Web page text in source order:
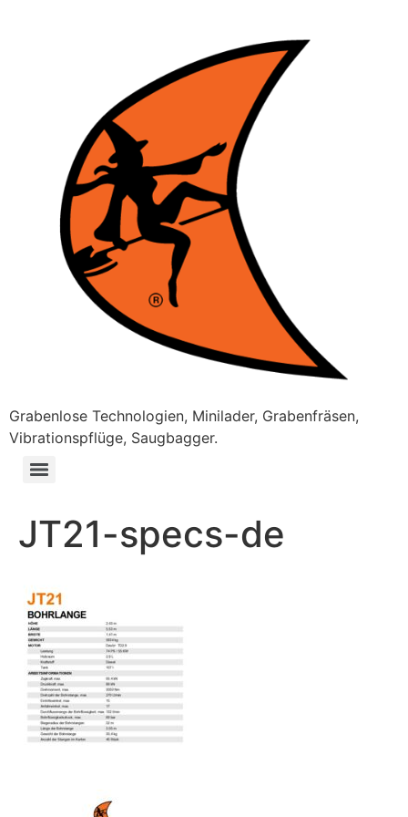
Grabenlose Technologien, Minilader, Grabenfräsen,
Vibrationspflüge, Saugbagger.
JT21-specs-de